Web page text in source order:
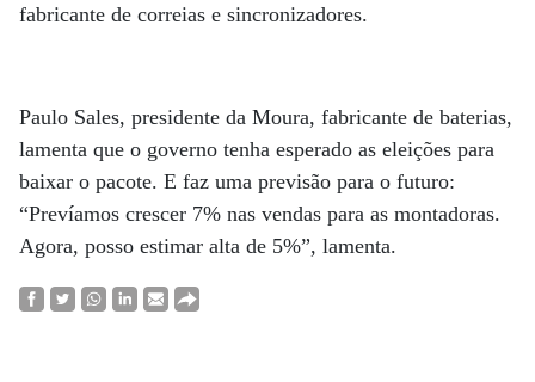
fabricante de correias e sincronizadores.
Paulo Sales, presidente da Moura, fabricante de baterias,
lamenta que o governo tenha esperado as eleições para
baixar o pacote. E faz uma previsão para o futuro:
“Prevíamos crescer 7% nas vendas para as montadoras.
Agora, posso estimar alta de 5%”, lamenta.